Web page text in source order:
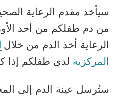
سيأخذ مقدم الرعاية
من دم طفلكم من أحد
الرعاية أخذ الدم من خلال
المركزية لدى طفلكم إذا
ستُرسل عينة الدم إلى